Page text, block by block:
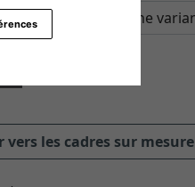
vers les cadres sur mesure